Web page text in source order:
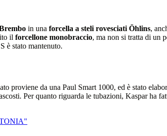
in una forcella a steli rovesciati Öhlins,
il forcellone monobraccio, ma non si tratta di un
è stato mantenuto.
proviene da una Paul Smart 1000, ed è stato
Per quanto riguarda le tubazioni, Kaspar ha